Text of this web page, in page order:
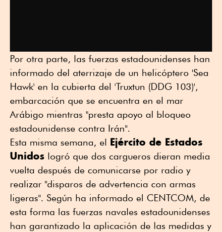
Por otra parte, las fuerzas estadounidenses han
informado del aterrizaje de un helicóptero 'Sea
Hawk' en la cubierta del 'Truxtun (DDG 103)',
embarcación que se encuentra en el mar
Arábigo mientras "presta apoyo al bloqueo
estadounidense contra Irán".
Esta misma semana, el Ejército de Estados
Unidos logró que dos cargueros dieran media
vuelta después de comunicarse por radio y
realizar "disparos de advertencia con armas
ligeras". Según ha informado el CENTCOM, de
esta forma las fuerzas navales estadounidenses
han garantizado la aplicación de las medidas y